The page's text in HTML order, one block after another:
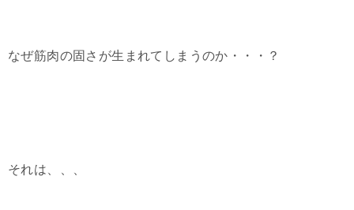
なぜ筋肉の固さが生まれてしまうのか・・・？
それは、、、